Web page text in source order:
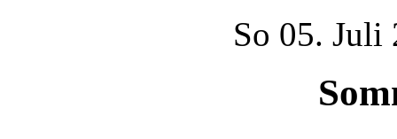
So 05. Juli